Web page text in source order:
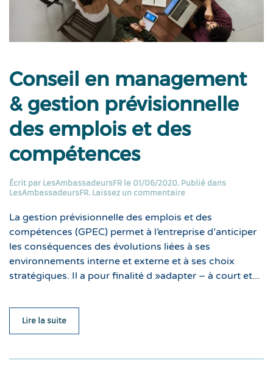
Conseil en management
& gestion prévisionnelle
des emplois et des
compétences
Écrit par LesAmbassadeursFR le 01/06/2020. Publié dans
LesAmbassadeursFR. Laissez un commentaire
La gestion prévisionnelle des emplois et des
compétences (GPEC) permet à l’entreprise d’anticiper
les conséquences des évolutions liées à ses
environnements interne et externe et à ses choix
stratégiques. Il a pour finalité d »adapter – à court et...
Lire la suite